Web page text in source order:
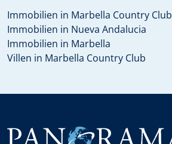
Immobilien in Marbella Country Club
Immobilien in Nueva Andalucia
Immobilien in Marbella
Villen in Marbella Country Club